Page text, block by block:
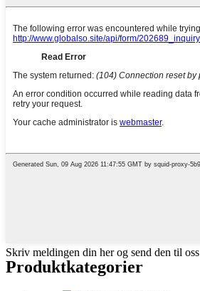
Skriv meldingen din her og send den til oss
Produktkategorier